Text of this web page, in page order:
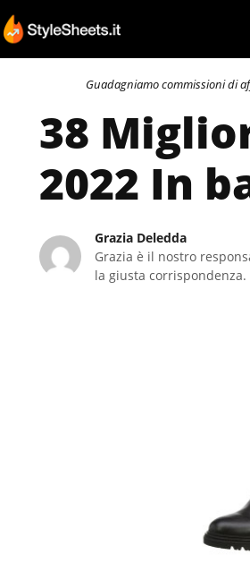
Guadagniamo commissioni di
38
2022 In
Grazia Deledda
Grazia è il nostro
la giusta